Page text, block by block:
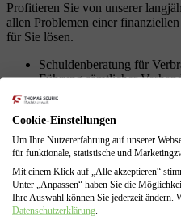
Profitieren Sie von unserer
allen Problemen einer
für Sie lösen.
Schuldenberatung für
Führung sämtlicher
Erarbeitung von Lösungen
Insolvenzverfahrens
Insolvenzantragsstellung
Insolvenzverfahren
Vertretung gegenüber dem
Insolvenzverwalter
Cookie-Einstellungen
Um Ihre Nutzererfahrung auf unserer
für funktionale, statistische und
Mit einem Klick auf „Alle akzeptieren“
Unter „Anpassen“ haben Sie die
Ihre Auswahl können Sie jederzeit ändern.
Datenschutzerklärung